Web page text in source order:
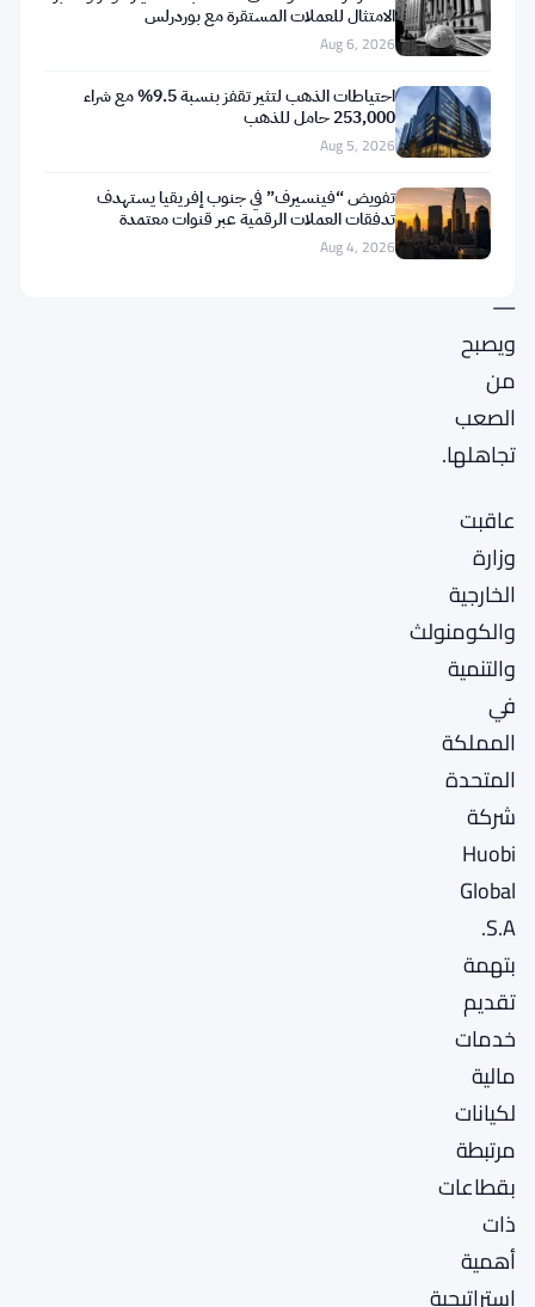
بالعقوبات.
لكن
الوثائق
القانونية
تروي
قصة
أكثر
تعقيدًا
—
ويصبح
من
الصعب
تجاهلها.
عاقبت
وزارة
الخارجية
والكومنولث
والتنمية
في
المملكة
المتحدة
شركة
Huobi
Global
S.A.
بتهمة
تقديم
خدمات
مالية
لكيانات
مرتبطة
بقطاعات
ذات
أهمية
استراتيجية
الامتثال للعملات المستقرة مع بوردرلس
Aug 6, 2026
احتياطات الذهب لتثير تقفز بنسبة 9.5% مع شراء
253,000 حامل للذهب
Aug 5, 2026
تفويض “فينسيرف” في جنوب إفريقيا يستهدف
تدفقات العملات الرقمية عبر قنوات معتمدة
Aug 4, 2026